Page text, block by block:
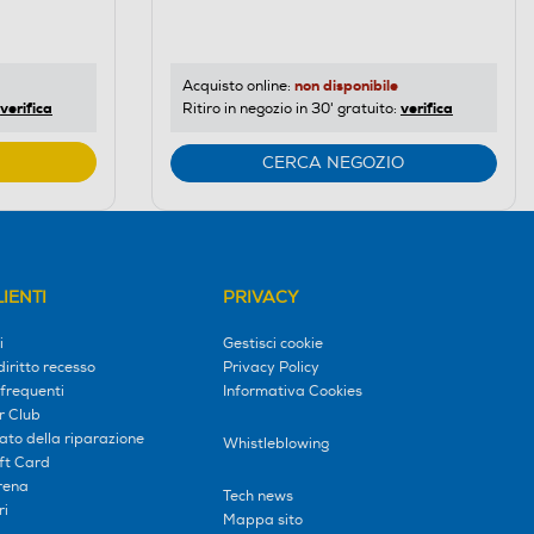
verifica
di
Youreko.
Acquisto online: non disponibile
Ritiro in negozio in 30' gratuito: verifica
CERCA NEGOZIO
recesso
Club
della riparazione
Card
PRIVACY
Gestisci cookie
Privacy Policy
Informativa Cookies
Whistleblowing
Tech news
Mappa sito